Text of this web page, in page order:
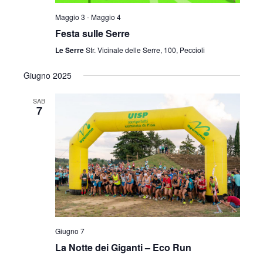
Maggio 3 -Maggio 4
Festa sulle Serre
Le SerreStr. Vicinale delle Serre, 100, Peccioli
Giugno 2025
SAB
7
Giugno 7
La Notte dei Giganti – Eco Run